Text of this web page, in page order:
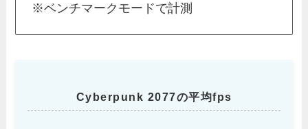
※ベンチマークモードで計測
Cyberpunk 2077の平均fps